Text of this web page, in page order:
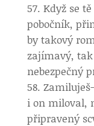
Když se
pobočník,
by takový
zajímavý,
nebezpečný
i on miloval,
připravený